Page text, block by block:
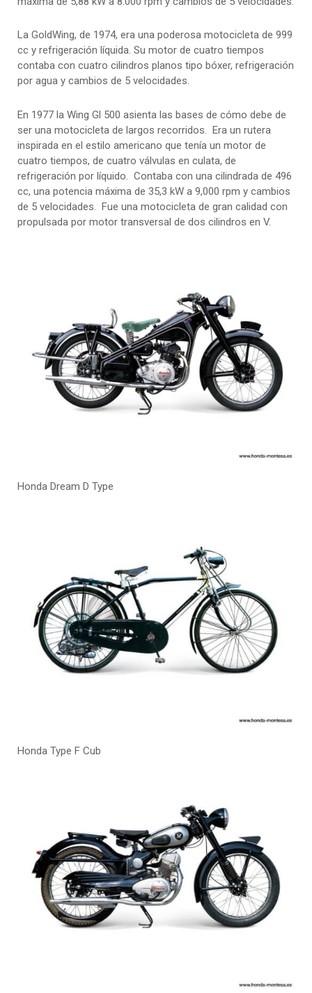
La GoldWing, de 1974, era una poderosa motocicleta de 999
cc y refrigeración líquida. Su motor de cuatro tiempos
contaba con cuatro cilindros planos tipo bóxer, refrigeración
por agua y cambios de 5 velocidades.
En 1977 la Wing Gl 500 asienta las bases de cómo debe de
ser una motocicleta de largos recorridos. Era un rutera
inspirada en el estilo americano que tenía un motor de
cuatro tiempos, de cuatro válvulas en culata, de
refrigeración por líquido. Contaba con una cilindrada de 496
cc, una potencia máxima de 35,3 kW a 9,000 rpm y cambios
de 5 velocidades. Fue una motocicleta de gran calidad con
propulsada por motor transversal de dos cilindros en V.
Honda Dream D Type
Honda Type F Cub